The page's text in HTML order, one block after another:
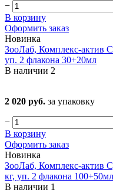
−
В корзину
Оформить заказ
Новинка
ЗооЛаб, Комплекс-актив
уп. 2 флакона 30+20мл
В наличии 2
2 020 руб. за упаковку
−
В корзину
Оформить заказ
Новинка
ЗооЛаб, Комплекс-актив
кг, уп. 2 флакона 100+50мл
В наличии 1